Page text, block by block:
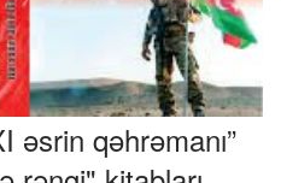
əsrin qəhrəmanı”
rəngi" kitabları